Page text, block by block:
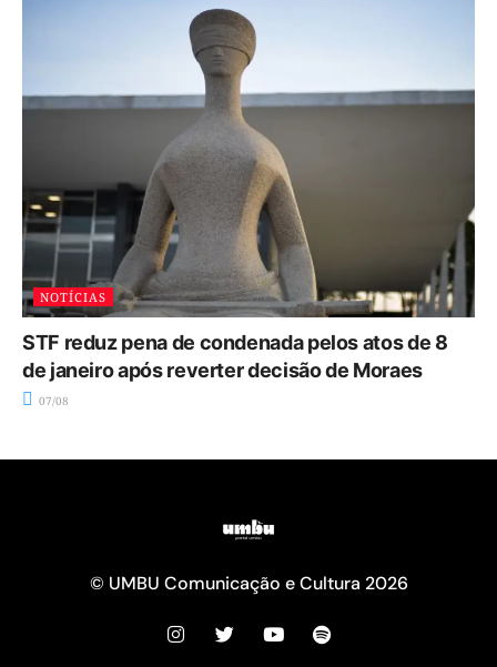
NOTÍCIAS
STF reduz pena de condenada pelos atos de 8
de janeiro após reverter decisão de Moraes
07/08
© UMBU Comunicação e Cultura 2026